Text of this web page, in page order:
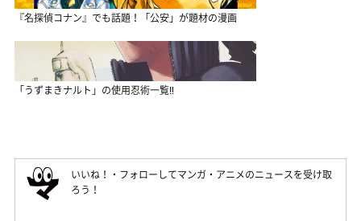
『名探偵コナン』でも話題！「公安」が題材の漫画
「うずまきナルト」の使用忍術一覧‼
いいね！・フォローしてマンガ・アニメのニュースを受け取
ろう！